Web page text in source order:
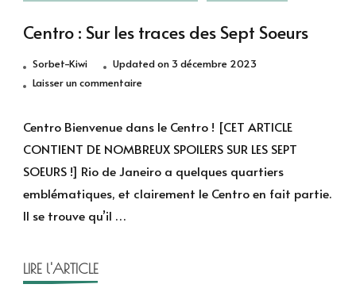
Centro : Sur les traces des Sept Soeurs
Sorbet-Kiwi Updated on 3 décembre 2023
Laisser un commentairesur
les
traces
des
Centro Bienvenue dans le Centro ! [CET ARTICLE
CONTIENT DE NOMBREUX SPOILERS SUR LES SEPT
SOEURS !] Rio de Janeiro a quelques quartiers
emblématiques, et clairement le Centro en fait partie.
Il se trouve qu’il …
LIRE l'ARTICLE